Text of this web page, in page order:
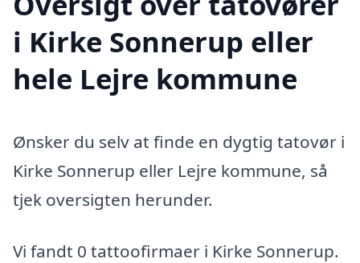
i Kirke Sonnerup eller
hele Lejre kommune
Ønsker du selv at finde en dygtig tatovør i
Kirke Sonnerup eller Lejre kommune, så
tjek oversigten herunder.
Vi fandt 0 tattoofirmaer i Kirke Sonnerup.